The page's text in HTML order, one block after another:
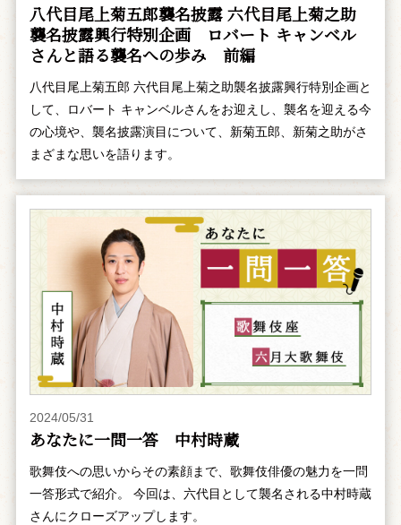
八代目尾上菊五郎襲名披露 六代目尾上菊之助
襲名披露興行特別企画 ――ロバート キャンベル
さんと語る襲名への歩み 前編
八代目尾上菊五郎 六代目尾上菊之助襲名披露興行特別企画と
して、ロバート キャンベルさんをお迎えし、襲名を迎える今
の心境や、襲名披露演目について、新菊五郎、新菊之助がさ
まざまな思いを語ります。
2024/05/31
あなたに一問一答 中村時蔵
歌舞伎への思いからその素顔まで、歌舞伎俳優の魅力を一問
一答形式で紹介。 今回は、六代目として襲名される中村時蔵
さんにクローズアップします。